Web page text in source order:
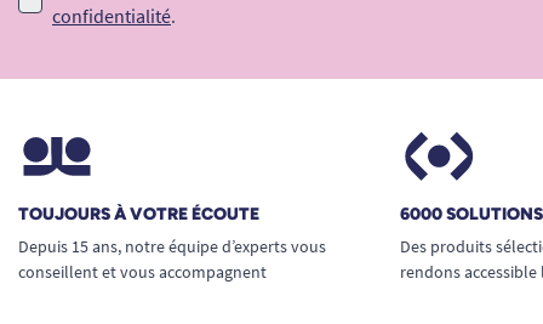
confidentialité.
TOUJOURS À VOTRE ÉCOUTE
Depuis 15 ans, notre équipe d’experts vous
conseillent et vous accompagnent
6000
Des produits
rendons